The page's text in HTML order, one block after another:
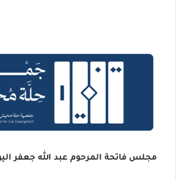
مجلس فاتحة المرحوم عبد الله جعفر